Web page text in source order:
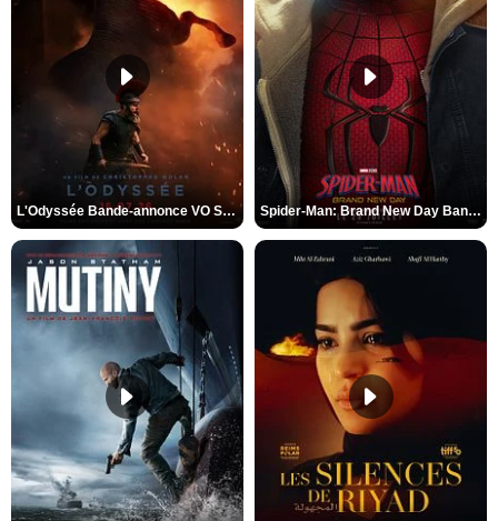
L'Odyssée Bande-annonce VO STFR Spider-Man: Brand New Day Bande-annonce VO STFR